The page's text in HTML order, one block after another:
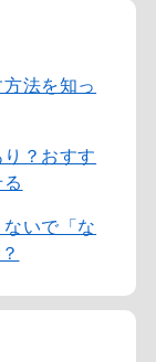
法を知っ
？おすす
いで「な